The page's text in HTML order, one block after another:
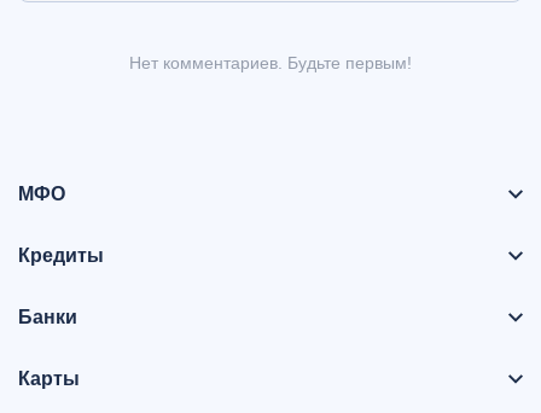
Нет комментариев. Будьте первым!
МФО
Кредиты
Банки
Карты